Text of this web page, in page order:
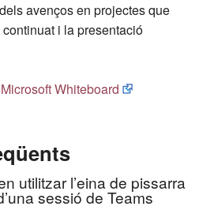
avenços en projectes que
i la presentació
Whiteboard
utilitzar l’eina de pissarra
sessió de Teams